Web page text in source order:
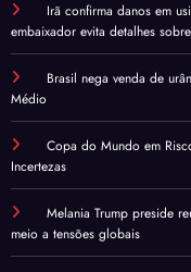
Irã confirma danos em
embaixador evita detalhes
Brasil nega venda de
Médio
Copa do Mundo em
Incertezas
Melania Trump preside
meio a tensões globais